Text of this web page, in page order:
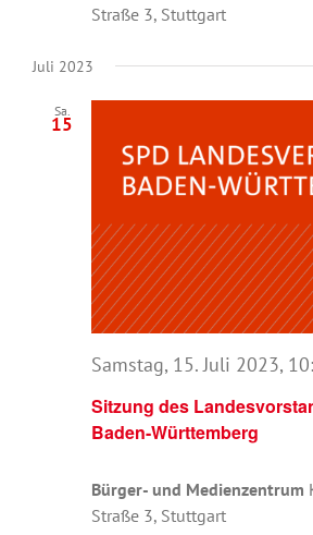
Straße 3, Stuttgart
Juli 2023
Sa.
15
Sitzung des
Baden-Württemberg
Samstag, 15. Juli 2023,
Bürger- und Medienzentrum
Straße 3, Stuttgart